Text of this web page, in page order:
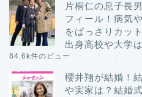
片桐仁の息子長
フィール！病気
をばっさりカッ
出身高校や大学
84.6k件のビュー
櫻井翔が結婚！
や実家は？結婚